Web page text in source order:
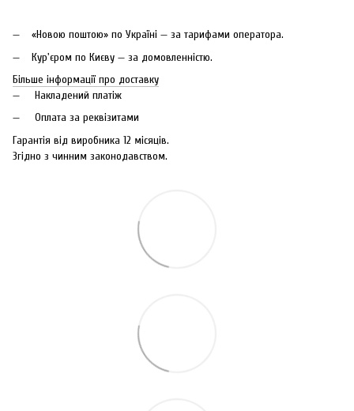
«Новою поштою» по Україні — за тарифами оператора.
Кур'єром по Києву — за домовленністю.
Більше інформації про доставку
Накладений платіж
Оплата за реквізитами
Гарантія від виробника 12 місяців.
Згідно з чинним законодавством.